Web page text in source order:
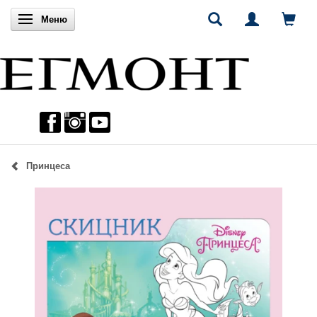
Включи навигацията
Меню
Принцеса